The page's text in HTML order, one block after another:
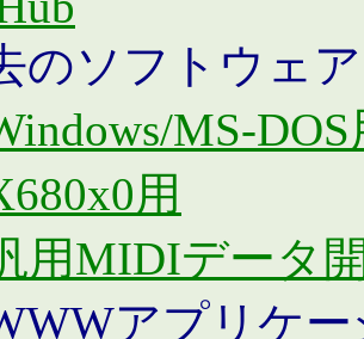
のソフトウェア
MS-DOS
用
用MIDIデータ
アプリケ